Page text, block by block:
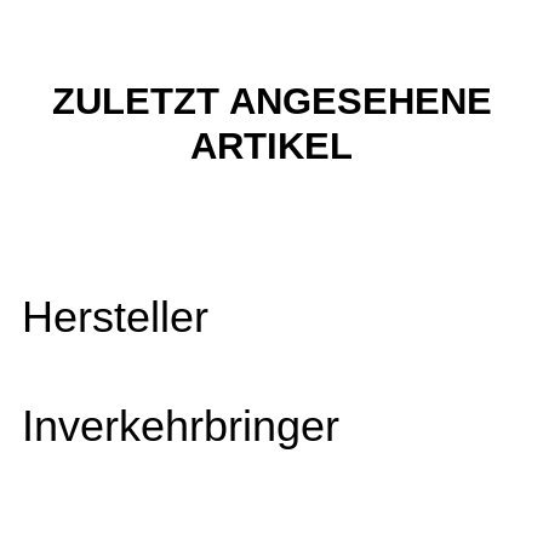
ZULETZT ANGESEHENE
ARTIKEL
Hersteller
Inverkehrbringer